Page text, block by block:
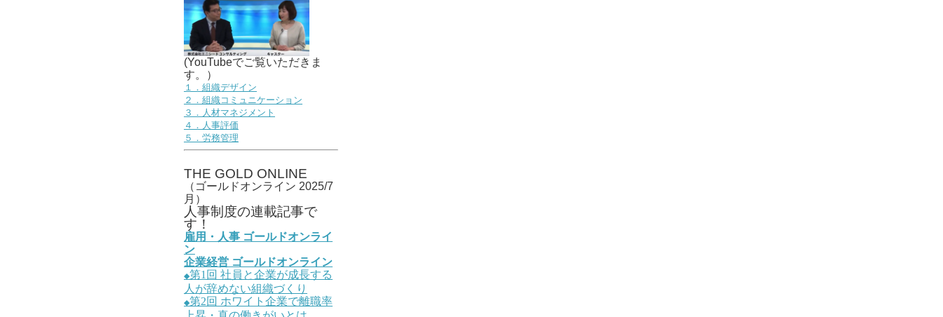
(YouTubeでご覧いただきま
す。）
１．組織デザイン
２．組織コミュニケーション
３．人材マネジメント
４．人事評価
５．労務管理
THE GOLD ONLINE
（ゴールドオンライン 2025/7
月）
人事制度の連載記事で
す！
雇用・人事 ゴールドオンライ
ン
企業経営 ゴールドオンライン
◆第1 回 社員と企業が成長する
人が辞めない組織づくり
◆第2回 ホワイト企業で離職率